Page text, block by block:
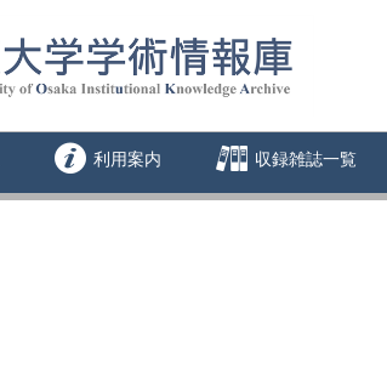
利用案内 収録雑誌一覧